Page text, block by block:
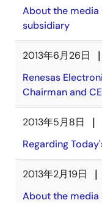
About the media
subsidiary
2013年6月26日
Renesas
Chairman and
2013年5月8日
Regarding
2013年2月19日
About the media